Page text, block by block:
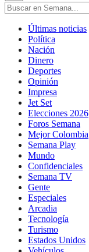
Últimas noticias
Política
Nación
Dinero
Deportes
Opinión
Impresa
Jet Set
Elecciones 2026
Foros Semana
Mejor Colombia
Semana Play
Mundo
Confidenciales
Semana TV
Gente
Especiales
Arcadia
Tecnología
Turismo
Estados Unidos